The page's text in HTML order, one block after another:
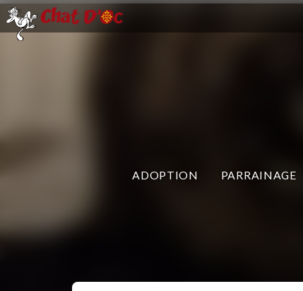
ADOPTION PARRAINAGE